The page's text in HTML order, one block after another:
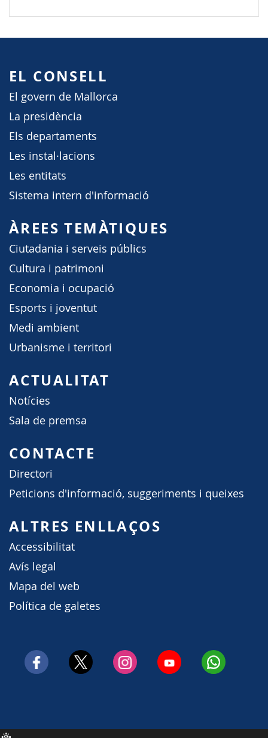
EL CONSELL
El govern de Mallorca
La presidència
Els departaments
Les instal·lacions
Les entitats
Sistema intern d'informació
ÀREES TEMÀTIQUES
Ciutadania i serveis públics
Cultura i patrimoni
Economia i ocupació
Esports i joventut
Medi ambient
Urbanisme i territori
ACTUALITAT
Notícies
Sala de premsa
CONTACTE
Directori
Peticions d'informació, suggeriments i queixes
ALTRES ENLLAÇOS
Accessibilitat
Avís legal
Mapa del web
Política de galetes